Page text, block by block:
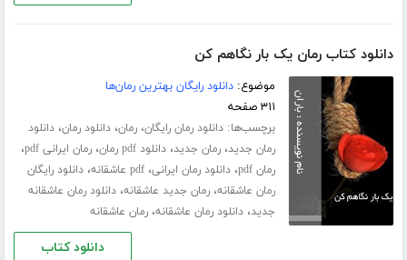
دانلود کتاب رمان یک بار نگاهم کن
موضوع:دانلود رایگان بهترین رمان‌ها
۳۱۱ صفحه
برچسب‌ها:دانلود رمان رایگان،رمان،دانلود رمان،دانلود
رمان جدید،رمان جدید،دانلود pdf رمان ،رمان ایرانی pdf ،
رمان pdf ،دانلود رمان ایرانی،pdf عاشقانه ،دانلود رایگان
رمان عاشقانه،رمان جدید عاشقانه،دانلود رمان عاشقانه
جدید،دانلود رمان عاشقانه،رمان عاشقانه
دانلود کتاب